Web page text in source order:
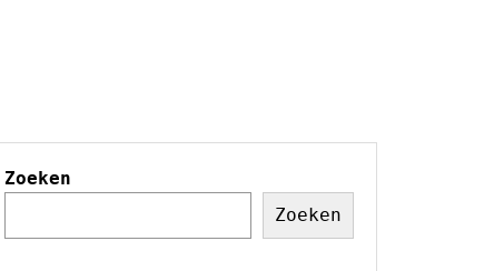
Zoeken
Zoeken